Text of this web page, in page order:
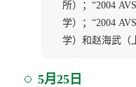
所）；“2004
学）；“2004
学）和赵海武（
5月25日